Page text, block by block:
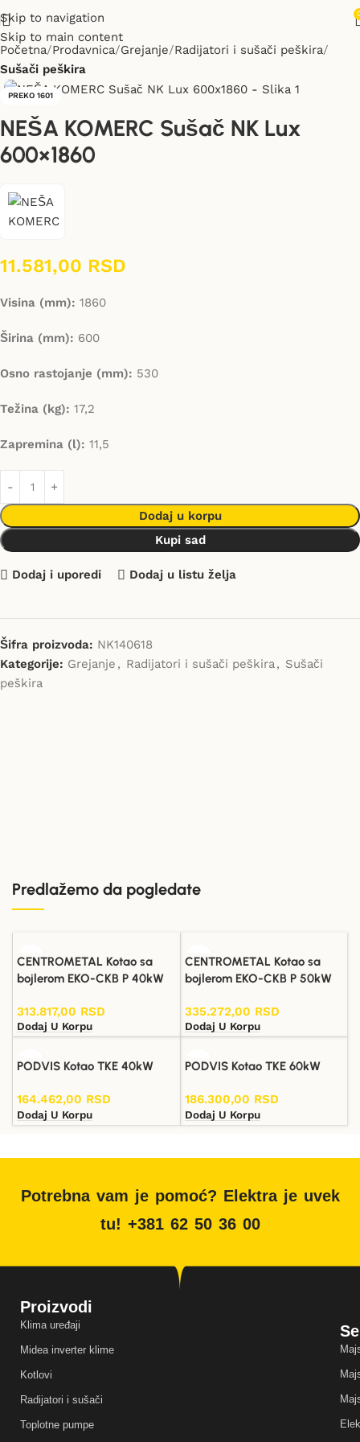
Skip to navigation
Skip to main content
Početna Prodavnica Grejanje Radijatori i sušači peškira
Sušači peškira
PREKO 1601
NEŠA KOMERC Sušač NK Lux
600×1860
11.581,00 RSD
Visina (mm): 1860
Širina (mm): 600
Osno rastojanje (mm): 530
Težina (kg): 17,2
Zapremina (l): 11,5
Dodaj u korpu
Kupi sad
Dodaj i uporedi Dodaj u listu želja
Šifra proizvoda: NK140618
Kategorije: Grejanje , Radijatori i sušači peškira , Sušači
peškira
Predlažemo da pogledate
CENTROMETAL Kotao sa
bojlerom EKO-CKB P 40kW
313.817,00 RSD
Dodaj U Korpu
CENTROMETAL Kotao sa
bojlerom EKO-CKB P 50kW
335.272,00 RSD
Dodaj U Korpu
PODVIS Kotao TKE 40kW
164.462,00 RSD
Dodaj U Korpu
PODVIS Kotao TKE 60kW
186.300,00 RSD
Dodaj U Korpu
Potrebna vam je pomoć? Elektra je uvek
tu! +381 62 50 36 00
Proizvodi
Klima uređaji
Midea inverter klime
Kotlovi
Radijatori i sušači
Toplotne pumpe